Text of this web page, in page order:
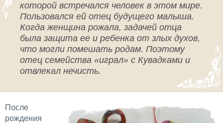
которой встречался человек в этом мире.
Пользовался ей отец будущего малыша.
Когда женщина рожала, задачей отца
была защита ее и ребенка от злых духов,
что могли помешать родам. Поэтому
отец семейства «играл» с Кувадками и
отвлекал нечисть.
После
рождения